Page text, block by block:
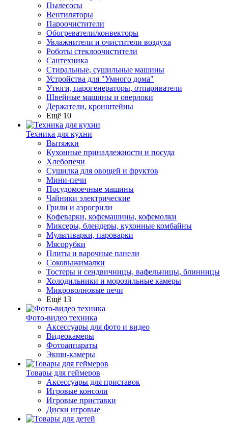
Пылесосы
Вентиляторы
Пароочистители
Обогреватели/конвекторы
Увлажнители и очистители воздуха
Роботы стеклоочистители
Сантехника
Стиральные, сушильные машины
Устройства для "Умного дома"
Утюги, парогенераторы, отпариватели
Швейные машины и оверлоки
Держатели, кронштейны
Ещё 10
Техника для кухни
Вытяжки
Кухонные принадлежности и посуда
Хлебопечи
Сушилка для овощей и фруктов
Мини-печи
Посудомоечные машины
Чайники электрические
Грили и аэрогрили
Кофеварки, кофемашины, кофемолки
Миксеры, блендеры, кухонные комбайны
Мультиварки, пароварки
Мясорубки
Плиты и варочные панели
Соковыжималки
Тостеры и сендвичницы, вафельницы, блинницы
Холодильники и морозильные камеры
Микроволновые печи
Ещё 13
Фото-видео техника
Аксессуары для фото и видео
Видеокамеры
Фотоаппараты
Экшн-камеры
Товары для геймеров
Аксессуары для приставок
Игровые консоли
Игровые приставки
Диски игровые